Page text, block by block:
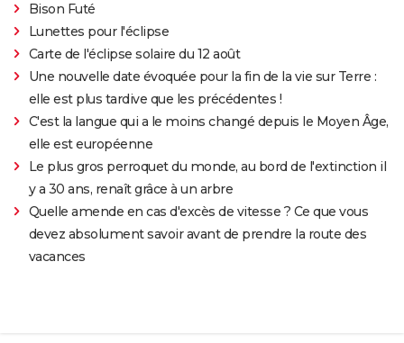
Bison Futé
Lunettes pour l'éclipse
Carte de l'éclipse solaire du 12 août
Une nouvelle date évoquée pour la fin de la vie sur Terre :
elle est plus tardive que les précédentes !
C'est la langue qui a le moins changé depuis le Moyen Âge,
elle est européenne
Le plus gros perroquet du monde, au bord de l'extinction il
y a 30 ans, renaît grâce à un arbre
Quelle amende en cas d'excès de vitesse ? Ce que vous
devez absolument savoir avant de prendre la route des
vacances